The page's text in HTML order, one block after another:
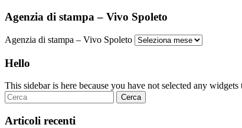
Agenzia di stampa – Vivo Spoleto
Agenzia di stampa – Vivo Spoleto
Hello
This sidebar is here because you have not selected any
Articoli recenti